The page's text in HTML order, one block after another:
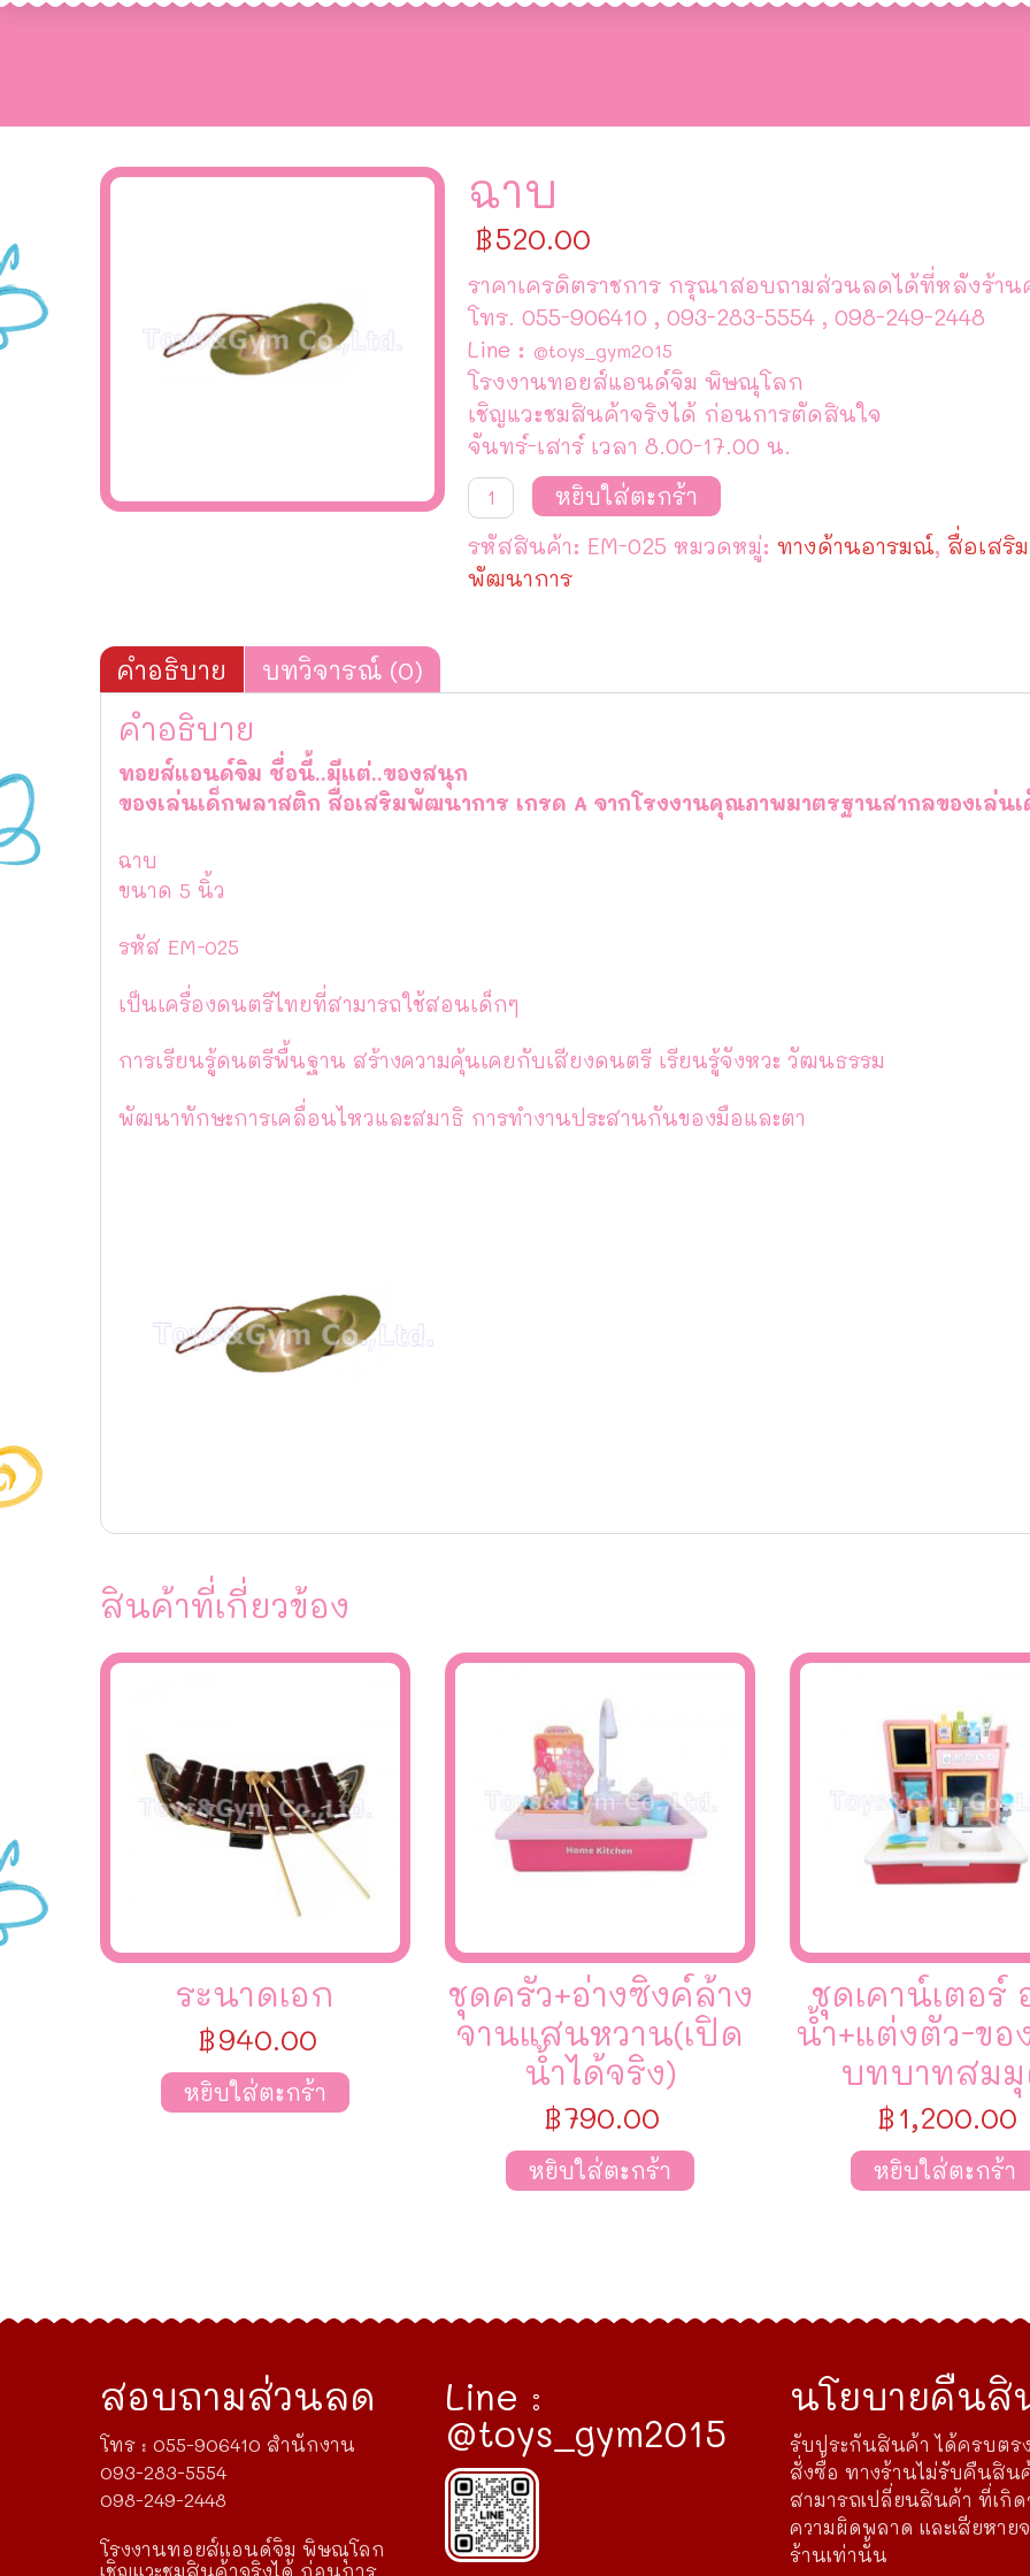
ฉาบ
฿520.00
ราคาเครดิตราชการ กรุณาสอบถามส่วนลดได้ที่หลังร้าน
โทร. 055-906410 , 093-283-5554 , 098-249-2448
Line : @toys_gym2015
โรงงานทอยส์แอนด์จิม พิษณุโลก
เชิญแวะชมสินค้าจริงได้ ก่อนการตัดสินใจ
จันทร์-เสาร์ เวลา 8.00-17.00 น.
จำนวน
ฉาบ
ชิ้น
หยิบใส่ตะกร้า
รหัสสินค้า: EM-025 หมวดหมู่: ทางด้านอารมณ์, สื่อเสริม
พัฒนาการ
คำอธิบาย บทวิจารณ์ (0)
คำอธิบาย
ทอยส์แอนด์จิม ชื่อนี้..มีแต่..ของสนุก
ของเล่นเด็กพลาสติก สื่อเสริมพัฒนาการ เกรด A จากโรงงานคุณภาพมาตรฐานสากลของเล่นเ
ฉาบ
ขนาด 5 นิ้ว
รหัส EM-025
เป็นเครื่องดนตรีไทยที่สามารถใช้สอนเด็กๆ
การเรียนรู้ดนตรีพื้นฐาน สร้างความคุ้นเคยกับเสียงดนตรี เรียนรู้จังหวะ วัฒนธรรม
พัฒนาทักษะการเคลื่อนไหวและสมาธิ การทำงานประสานกันของมือและตา
สินค้าที่เกี่ยวข้อง
ระนาดเอก
฿940.00
หยิบใส่ตะกร้า
ชุดครัว+อ่างซิงค์ล้าง
จานแสนหวาน(เปิด
น้ำได้จริง)
฿790.00
หยิบใส่ตะกร้า
ชุดเคาน์เตอร์
น้ำ+แต่งตัว-ขอ
บทบาทสม
฿1,200.00
หยิบใส่ตะกร้า
สอบถามส่วนลด
โทร : 055-906410 สำนักงาน
093-283-5554
098-249-2448
โรงงานทอยส์แอนด์จิม พิษณุโลก
เชิญแวะชมสินค้าจริงได้ ก่อนการ
Line :
@toys_gym2015
นโยบายคืนสิ
รับประกันสินค้า ได้ครบตร
สั่งซื้อ ทางร้านไม่รับคืนสิน
สามารถเปลี่ยนสินค้า ที่เกิ
ความผิดพลาด และเสียหาย
ร้านเท่านั้น